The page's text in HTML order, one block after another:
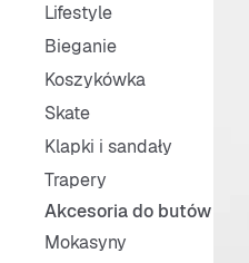
Lifestyle
Bieganie
Koszykówka
Skate
Klapki i sandały
Trapery
Akcesoria do butów
Mokasyny